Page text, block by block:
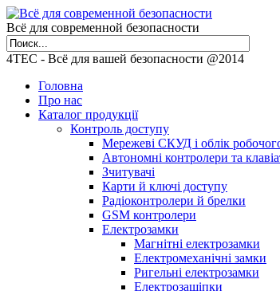
Всё для современной безопасности
4TEC - Всё для вашей безопасности @2014
Головна
Про нас
Каталог продукції
Контроль доступу
Мережеві СКУД і облік
Автономні контролери та
Зчитувачі
Карти й ключі доступу
Радіоконтролери й брелки
GSM контролери
Електрозамки
Магнітні електрозамки
Електромеханічні замки
Ригельні електрозамки
Електрозащіпки